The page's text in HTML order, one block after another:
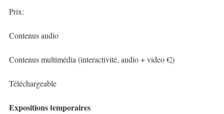
Prix:
Contenus audio
Contenus multimédia (interactivité, audio + video €¦)
Téléchargeable
Expositions temporaires